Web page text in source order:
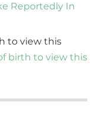
Reportedly In
to view this
birth to view this